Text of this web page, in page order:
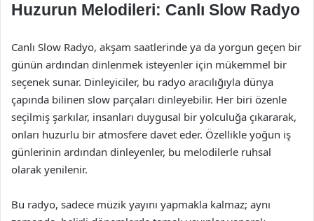
Huzurun Melodileri: Canlı Slow Radyo
Canlı Slow Radyo, akşam saatlerinde ya da yorgun geçen bir
günün ardından dinlenmek isteyenler için mükemmel bir
seçenek sunar. Dinleyiciler, bu radyo aracılığıyla dünya
çapında bilinen slow parçaları dinleyebilir. Her biri özenle
seçilmiş şarkılar, insanları duygusal bir yolculuğa çıkararak,
onları huzurlu bir atmosfere davet eder. Özellikle yoğun iş
günlerinin ardından dinleyenler, bu melodilerle ruhsal
olarak yenilenir.
Bu radyo, sadece müzik yayını yapmakla kalmaz; aynı